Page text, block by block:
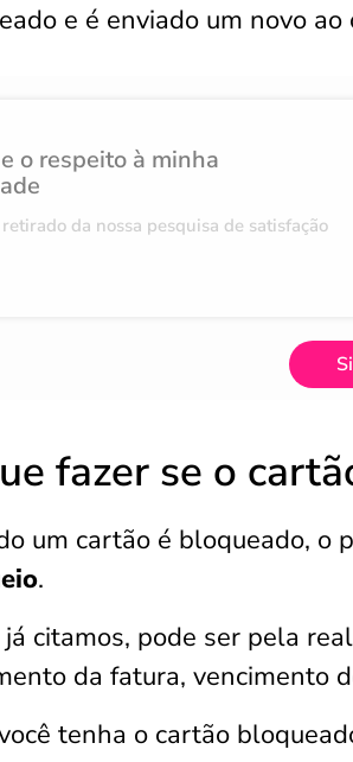
e é enviado um novo ao
e o respeito à minha
retirado da nossa pesquisa de satisfação
fazer se o
um cartão é bloqueado, o
.
já citamos, pode ser pela
da fatura, vencimento
tenha o cartão